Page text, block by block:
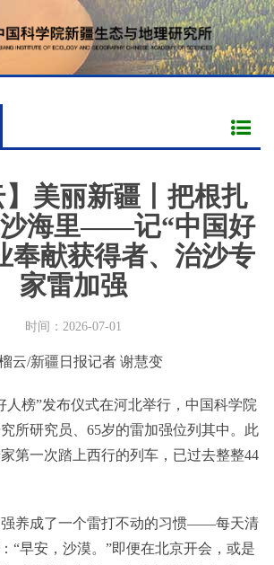
】美丽新疆丨把根扎
海里——记“中国好
奉献获得者、治沙专
家雷加强
时间：2026-07-01
云/新疆日报记者 谢慧变
榜”发布仪式在河北举行，中国科学院
所研究员、65岁的雷加强位列其中。此
第一次踏上西行的列车，已过去整整44
成了一个雷打不动的习惯——每天清
“早安，沙漠。”即便在北京开会，或是